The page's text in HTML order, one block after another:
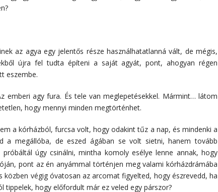
az agya egy jelentős része használhatatlanná vált, de mégis,
újra fel tudta építeni a saját agyát, pont, ahogyan régen
eszembe.
emberi agy fura. És tele van meglepetésekkel. Mármint… látom
hogy mennyi minden megtörténhet.
a kórházból, furcsa volt, hogy odakint tűz a nap, és mindenki a
a megállóba, de eszed ágában se volt sietni, hanem tovább
úgy csinálni, mintha komoly esélye lenne annak, hogy
pont az én anyámmal történjen meg valami kórházdrámába
végig óvatosan az arcomat figyelted, hogy észrevedd, ha
tippelek, hogy előfordult már ez veled egy párszor?